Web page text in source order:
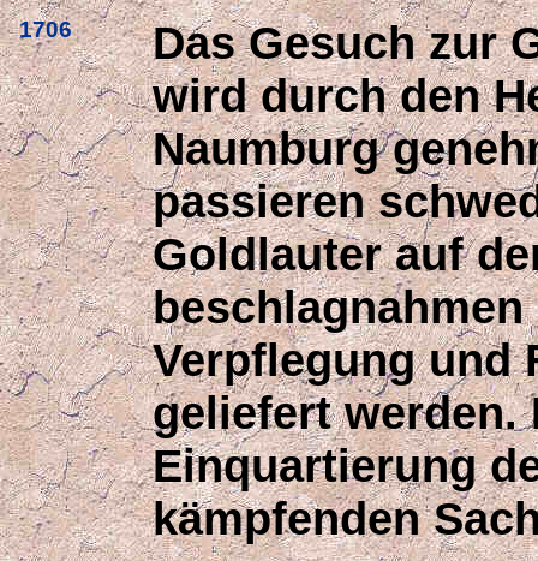
1706
Das Gesuch zur
wird durch den
Naumburg
passieren
Goldlauter auf
Verpflegung und
geliefert werden.
Einquartierung
kämpfenden